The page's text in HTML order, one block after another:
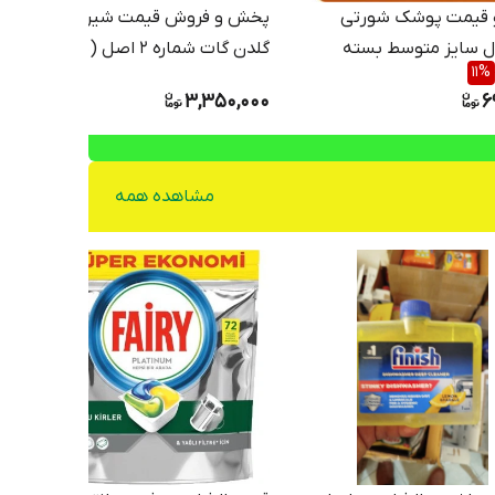
قیمت پوشک شورتی
سایز متوسط بسته
11%
پخش و فروش قیمت شیر خشک
گلدن گات شماره 2 اصل (شیر بز)
2027 ارسال به سراسر ایران
3,350,000
مشاهده همه